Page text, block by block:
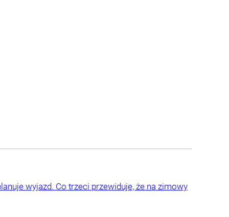
wyjazd. Co trzeci przewiduje, że na zimowy